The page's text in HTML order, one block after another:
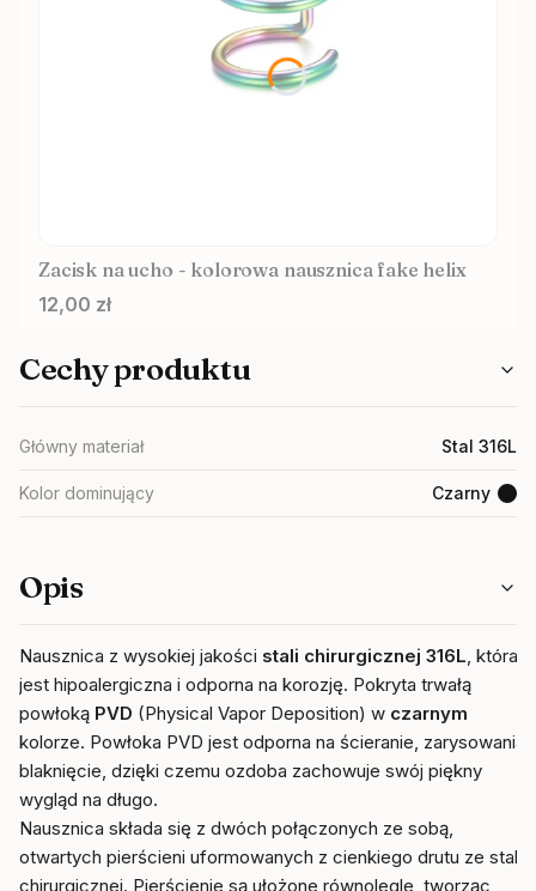
Zacisk na ucho - kolorowa nausznica fake helix
Cena
12,00 zł
Cechy produktu
Główny materiał Stal 316L
Kolor dominujący Czarny
Opis
Nausznica z wysokiej jakości stali chirurgicznej 316L, która
jest hipoalergiczna i odporna na korozję. Pokryta trwałą
powłoką PVD (Physical Vapor Deposition) w czarnym
kolorze. Powłoka PVD jest odporna na ścieranie, zarysowania i
blaknięcie, dzięki czemu ozdoba zachowuje swój piękny
wygląd na długo.
Nausznica składa się z dwóch połączonych ze sobą,
otwartych pierścieni uformowanych z cienkiego drutu ze stali
chirurgicznej. Pierścienie są ułożone równolegle, tworząc